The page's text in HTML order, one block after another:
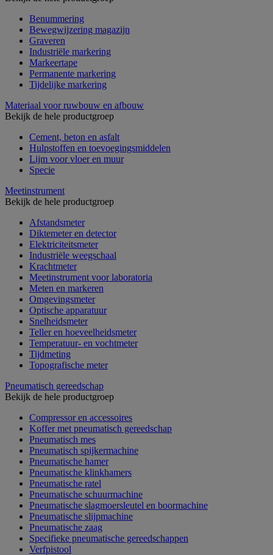
Benummering
Bewegwijzering magazijn
Graveren
Industriële markering
Markeertape
Permanente markering
Tijdelijke markering
Materiaal voor ruwbouw en afbouw
Bekijk de hele productgroep
Cement, beton en asfalt
Hulpstoffen en toevoegingsmiddelen
Lijm voor vloer en muur
Specie
Meetinstrument
Bekijk de hele productgroep
Afstandsmeter
Diktemeter en detector
Elektriciteitsmeter
Industriële weegschaal
Krachtmeter
Meetinstrument voor laboratoria
Meten en markeren
Omgevingsmeter
Optische apparatuur
Snelheidsmeter
Teller en hoeveelheidsmeter
Temperatuur- en vochtmeter
Tijdmeting
Topografische meter
Pneumatisch gereedschap
Bekijk de hele productgroep
Compressor en accessoires
Koffer met pneumatisch gereedschap
Pneumatisch mes
Pneumatisch spijkermachine
Pneumatische hamer
Pneumatische klinkhamers
Pneumatische ratel
Pneumatische schuurmachine
Pneumatische slagmoersleutel en boormachine
Pneumatische slijpmachine
Pneumatische zaag
Specifieke pneumatische gereedschappen
Verfpistool